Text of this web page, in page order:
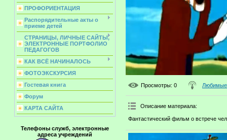
ПРОФОРИЕНТАЦИЯ
Распорядительные акты о
приеме детей
СТРАНИЦЫ, ЛИЧНЫЕ САЙТЫ,
ЭЛЕКТРОННЫЕ ПОРТФОЛИО
ПЕДАГОГОВ
КАК ВСЁ НАЧИНАЛОСЬ
ФОТОЭКСКУРСИЯ
Гостевая книга
Форум
КАРТА САЙТА
Телефоны служб, электронные
адреса учреждений
Просмотры: 0 Любимые
Описание материала:
Фантастический фильм о встрече